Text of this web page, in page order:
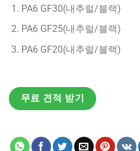
PA6 GF30(내추럴/블랙)
PA6 GF25(내추럴/블랙)
PA6 GF20(내추럴/블랙)
무료 견적 받기